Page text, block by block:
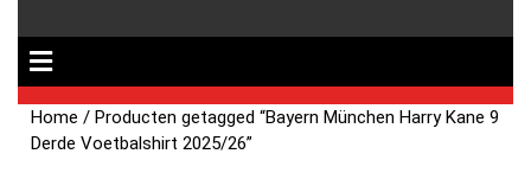
Home / Producten getagged “Bayern München Harry Kane 9
Derde Voetbalshirt 2025/26”